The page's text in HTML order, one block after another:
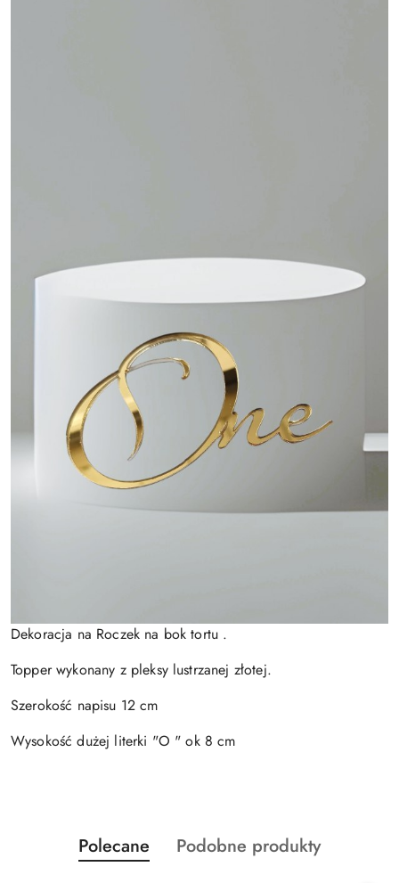
Dekoracja na Roczek na bok tortu .
Topper wykonany z pleksy lustrzanej złotej.
Szerokość napisu 12 cm
Wysokość dużej literki "O " ok 8 cm
Pomiń karuzelę produktów
Produkty
o
Polecane
Produkty
Podobne produkty